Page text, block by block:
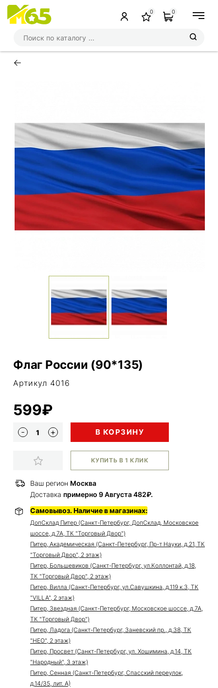
0 0
←
Флаг России (90*135)
Артикул 4016
599₽
В КОРЗИНУ
КУПИТЬ В 1 КЛИК
Ваш регион Москва
Доставка примерно 9 Августа 482₽.
Самовывоз. Наличие в магазинах:
ДопСклад Питер (Санкт-Петербург, ДопСклад, Московское
шоссе, д.7А, ТК "Торговый Двор")
Питер, Академическая (Санкт-Петербург, Пр-т Науки, д.21, ТК
"Торговый Двор", 2 этаж)
Питер, Большевиков (Санкт-Петербург, ул.Коллонтай, д.18,
ТК "Торговый Двор", 2 этаж)
Питер, Вилла (Санкт-Петербург, ул.Савушкина, д.119 к.3, ТК
"VILLA", 2 этаж)
Питер, Звездная (Санкт-Петербург, Московское шоссе, д.7А,
ТК "Торговый Двор")
Питер, Ладога (Санкт-Петербург, Заневский пр., д.38, ТК
"НЕО", 2 этаж)
Питер, Просвет (Санкт-Петербург, ул. Хошимина, д.14, ТК
"Народный", 3 этаж)
Питер, Сенная (Санкт-Петербург, Спасский переулок,
д.14/35, лит. А)